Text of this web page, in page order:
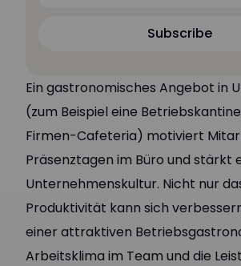
Subscribe
Ein gastronomisches Angebot in
(zum Beispiel eine
Firmen-Cafeteria) motiviert
Präsenztagen im Büro und stärkt
Unternehmenskultur. Nicht nur
Produktivität kann sich
einer attraktiven
Arbeitsklima im Team und die